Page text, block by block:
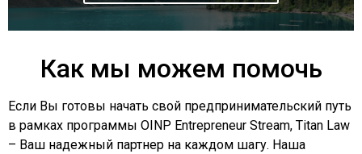
Как мы можем помочь
Если Вы готовы начать свой предпринимательский путь
в рамках программы OINP Entrepreneur Stream, Titan Law
– Ваш надежный партнер на каждом шагу. Наша